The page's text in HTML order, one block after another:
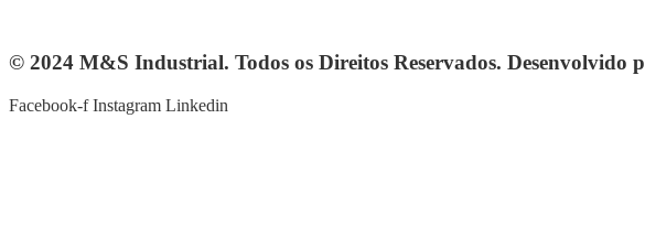
© 2024 M&S Industrial. Todos os Direitos Reservados. Desenvolvido
Facebook-f Instagram Linkedin